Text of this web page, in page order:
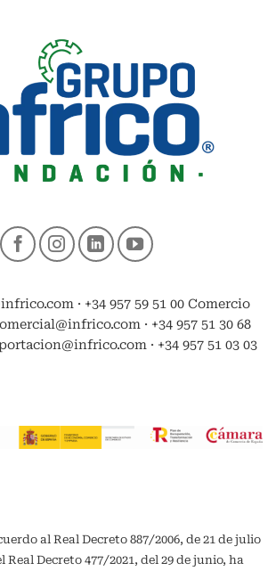
· +34 957 59 51 00 Comercio
· +34 957 51 30 68
· +34 957 51 03 03
al Real Decreto 887/2006, de 21 de julio
Decreto 477/2021, del 29 de junio, ha